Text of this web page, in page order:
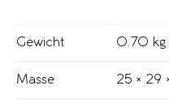
Gewicht 0.70 kg
Masse 25 × 29